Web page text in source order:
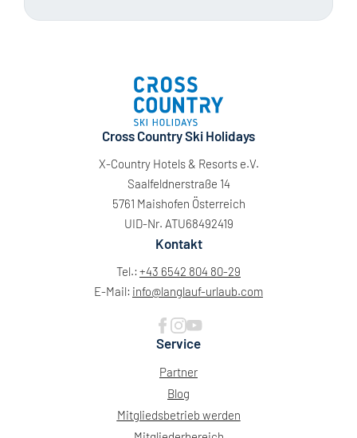
Cross Country Ski Holidays
X-Country Hotels & Resorts e.V.
Saalfeldnerstraße 14
5761 Maishofen Österreich
UID-Nr. ATU68492419
Kontakt
Tel.: +43 6542 804 80-29
E-Mail: info@langlauf-urlaub.com
Service
Partner
Blog
Mitgliedsbetrieb werden